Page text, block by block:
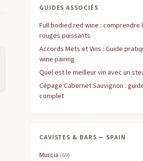
GUIDES ASSOCIÉS
Full bodied red wine : comprendre
rouges puissants
Accords Mets et Vins : Guide
wine pairing
Quel est le meilleur vin avec un
Cépage Cabernet Sauvignon :
complet
CAVISTES & BARS — SPAIN
Murcia (69)